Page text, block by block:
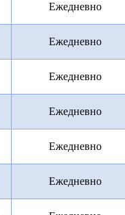
Ежедневно
Ежедневно
Ежедневно
Ежедневно
Ежедневно
Ежедневно